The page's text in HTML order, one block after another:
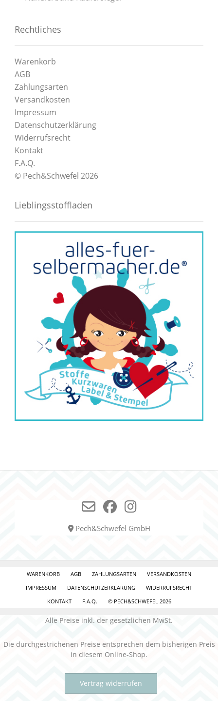
Rechtliches
Warenkorb
AGB
Zahlungsarten
Versandkosten
Impressum
Datenschutzerklärung
Widerrufsrecht
Kontakt
F.A.Q.
© Pech&Schwefel 2026
Lieblingsstoffladen
Pech&Schwefel GmbH
WARENKORB AGB ZAHLUNGSARTEN
VERSANDKOSTEN
IMPRESSUM
DATENSCHUTZERKLÄRUNG
WIDERRUFSRECHT
KONTAKT
F.A.Q. © PECH&SCHWEFEL 2026
Alle Preise inkl. der gesetzlichen MwSt.
Die durchgestrichenen Preise entsprechen dem bisherigen Preis
in diesem Online-Shop.
Vertrag widerrufen